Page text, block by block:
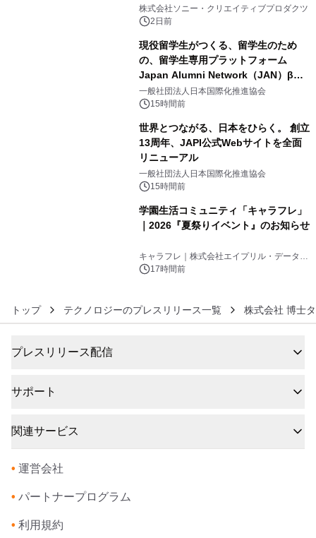
ラボレーション サウナイキタイコラ
ボグッズも発売決定！
株式会社ソニー・クリエイティブプロダクツ
2日前
現役留学生がつくる、留学生のため
の、留学生専用プラットフォーム
Japan Alumni Network（JAN）β版
をリリース
一般社団法人日本国際化推進協会
15時間前
世界とつながる、日本をひらく。 創立
13周年、JAPI公式Webサイトを全面
リニューアル
一般社団法人日本国際化推進協会
15時間前
学園生活コミュニティ「キャラフレ」
｜2026『夏祭りイベント』のお知らせ
キャラフレ｜株式会社エイプリル・データ・
デザインズ
17時間前
トップ テクノロジーのプレスリリース一覧 株式会社 博士
プレスリリース配信
サポート
関連サービス
• 運営会社
• パートナープログラム
• 利用規約